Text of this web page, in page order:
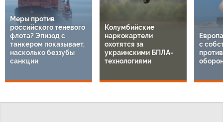
Меры против
российского теневого
флота? Эпизод с
танкером показывает,
насколько беззубы
санкции
Колумбийские
наркокартели
охотятся за
украинскими БПЛА-
технологиями
с